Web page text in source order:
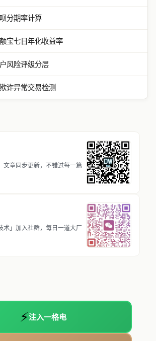
分期率计算
宝七日年化收益率
风险评级分层
诈异常交易检测
文章同步更新，不错过每一篇
术」加入社群，每日一道大厂
⚡注入一格电